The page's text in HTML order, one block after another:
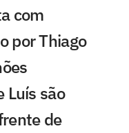
com
por Thiago
Luís são
de